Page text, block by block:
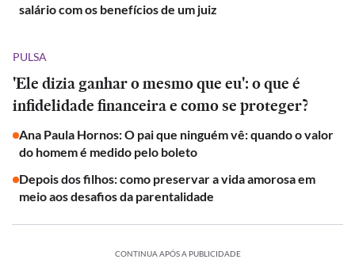
salário com os benefícios de um juiz
PULSA
'Ele dizia ganhar o mesmo que eu': o que é
infidelidade financeira e como se proteger?
Ana Paula Hornos: O pai que ninguém vê: quando o valor
do homem é medido pelo boleto
Depois dos filhos: como preservar a vida amorosa em
meio aos desafios da parentalidade
CONTINUA APÓS A PUBLICIDADE